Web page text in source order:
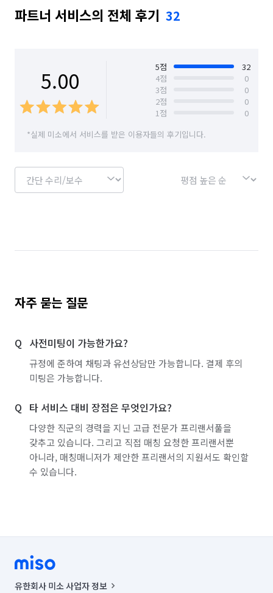
서울 노원구 서울 도봉구 서울 동대문구
서울 성북구
서울 송파구 서울 영등포구
서울 용산구 서울 은평구 서울 종로구
서울 중구 서울 중랑구
파트너 서비스의 전체 후기 32
5.00 5점
32
4점
0
3점
0
2점
0
1점
0
*실제 미소에서 서비스를 받은 이용자들의 후기입니다.
자주 묻는 질문
사전미팅이 가능한가요?
규정에 준하여 채팅과 유선상담만 가능합니다. 결제 후의
미팅은 가능합니다.
타 서비스 대비 장점은 무엇인가요?
다양한 직군의 경력을 지닌 고급 전문가 프리랜서풀을
갖추고 있습니다. 그리고 직접 매칭 요청한 프리랜서뿐
아니라, 매칭매니저가 제안한 프리랜서의 지원서도 확인할
수 있습니다.
유한회사 미소 사업자 정보